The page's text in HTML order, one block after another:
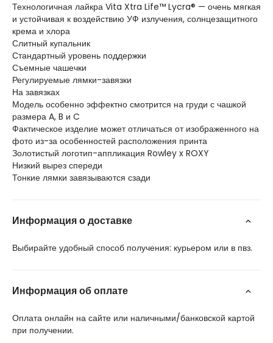
Технологичная лайкра Vita Xtra Life™ Lycra® — очень мягкая
и устойчивая к воздействию УФ излучения, солнцезащитного
крема и хлора
Слитный купальник
Стандартный уровень поддержки
Съемные чашечки
Регулируемые лямки-завязки
На завязках
Модель особенно эффектно смотрится на груди с чашкой
размера A, B и C
Фактическое изделие может отличаться от изображенного на
фото из-за особенностей расположения принта
Золотистый логотип-аппликация Rowley x ROXY
Низкий вырез спереди
Тонкие лямки завязываются сзади
Информация о доставке
Выбирайте удобный способ получения: курьером или в пвз.
Информация об оплате
Оплата онлайн на сайте или наличными/банковской картой
при получении.